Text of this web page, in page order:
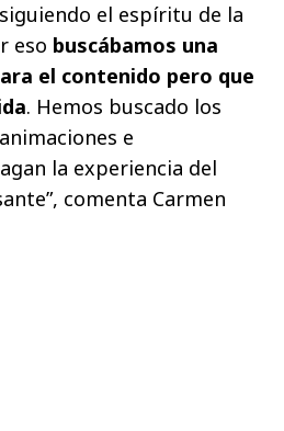
el espíritu de la
eso buscábamos una
el contenido pero que
. Hemos buscado los
e
la experiencia del
comenta Carmen